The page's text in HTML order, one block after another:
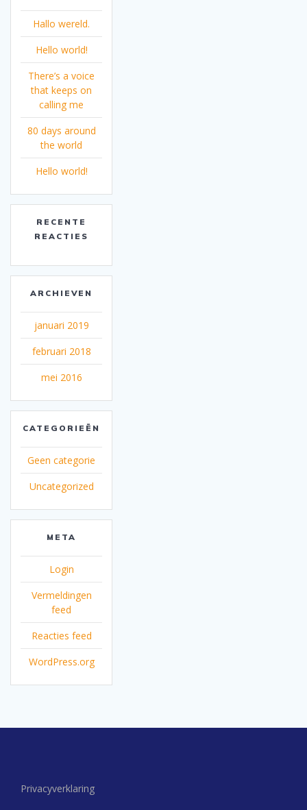
Hallo wereld.
Hello world!
There’s a voice
that keeps on
calling me
80 days around
the world
Hello world!
RECENTE
REACTIES
ARCHIEVEN
januari 2019
februari 2018
mei 2016
CATEGORIEËN
Geen categorie
Uncategorized
META
Login
Vermeldingen
feed
Reacties feed
WordPress.org
Privacyverklaring